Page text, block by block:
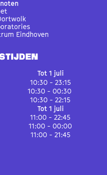
Eindhoven
Tot 1 juli
10:30 - 23:15
10:30 - 00:30
10:30 - 22:15
Tot 1 juli
11:00 - 22:45
11:00 - 00:00
11:00 - 21:45